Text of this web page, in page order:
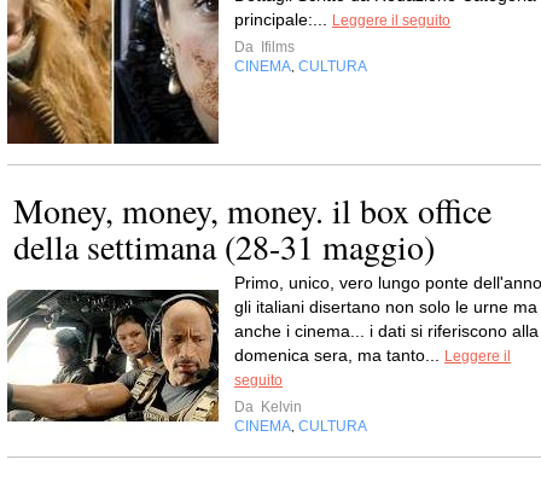
principale:...
Leggere il seguito
Da Ifilms
CINEMA CULTURA
Money, money, money. il box office
della settimana (28-31 maggio)
Primo, unico, vero lungo ponte
gli italiani disertano non solo le urne ma
anche i cinema... i dati si riferiscono alla
domenica sera, ma tanto...
Leggere il
seguito
Da Kelvin
CINEMA CULTURA